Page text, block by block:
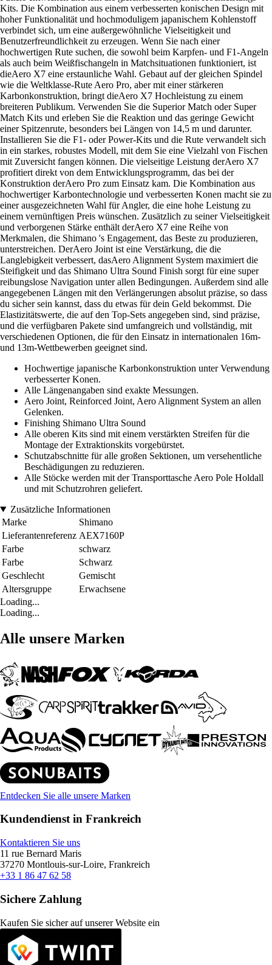
Kits. Die Kombination aus einem verbesserten konischen Design mit
hoher Funktionalität und hochmoduligem japanischem Kohlenstoff
verbindet sich, um eine außergewöhnliche Vielseitigkeit und
Benutzerfreundlichkeit zu erzeugen. Wenn Sie nach einer
hochwertigen Rute suchen, die sowohl beim Karpfen- und F1-Angeln
als auch beim Weißfischangeln in Matchsituationen funktioniert, ist
dieAero X7 eine erstaunliche Wahl. Gebaut auf der gleichen Spindel
wie die Weltklasse-Rute Aero Pro, aber mit einer stärkeren
Karbonkonstruktion, bringt dieAero X7 Hochleistung zu einem
breiteren Publikum. Verwenden Sie die Superior Match oder Super
Match Kits und erleben Sie die Reaktion und das geringe Gewicht
einer Spitzenrute, besonders bei Längen von 14,5 m und darunter.
Installieren Sie die F1- oder Power-Kits und die Rute verwandelt sich
in ein starkes, robustes Modell, mit dem Sie eine Vielzahl von Fischen
mit Zuversicht fangen können. Die vielseitige Leistung derAero X7
profitiert direkt von dem Entwicklungsprogramm, das bei der
Konstruktion derAero Pro zum Einsatz kam. Die Kombination aus
hochwertiger Karbontechnologie und verbesserten Konen macht sie zu
einer ausgezeichneten Wahl für Angler, die eine hohe Leistung zu
einem vernünftigen Preis wünschen. Zusätzlich zu seiner Vielseitigkeit
und verborgenen Stärke enthält derAero X7 eine Reihe von
Merkmalen, die Shimano 's Engagement, das Beste zu produzieren,
unterstreichen. DerAero Joint ist eine Verstärkung, die die
Langlebigkeit verbessert, dasAero Alignment System maximiert die
Steifigkeit und das Shimano Ultra Sound Finish sorgt für eine super
reibungslose Navigation unter allen Bedingungen. Außerdem sind alle
angegebenen Längen mit den Verlängerungen absolut präzise, so dass
du sicher sein kannst, dass du etwas für dein Geld bekommst. Die
Elastizitätswerte, die auf den Top-Sets angegeben sind, sind präzise,
und die verfügbaren Pakete sind umfangreich und vollständig, mit
verschiedenen Optionen, die für den Einsatz in internationalen 16m-
und 13m-Wettbewerben geeignet sind.
Hochwertige japanische Karbonkonstruktion unter Verwendung
verbesserter Konen.
Alle Längenangaben sind exakte Messungen.
Aero Joint, Reinforced Joint, Aero Alignment System an allen
Gelenken.
Finishing Shimano Ultra Sound
Alle oberen Kits sind mit einem verstärkten Streifen für die
Montage der Extraktionskits vorgebürstet.
Schutzabschnitte für alle großen Sektionen, um versehentliche
Beschädigungen zu reduzieren.
Alle Stöcke werden mit der Transporttasche Aero Pole Holdall
und mit Schutzrohren geliefert.
Zusätzliche Informationen
Marke
Shimano
Lieferantenreferenz AEX7160P
Farbe
schwarz
Farbe
Schwarz
Geschlecht
Gemischt
Altersgruppe
Erwachsene
Loading...
Loading...
Alle unsere Marken
Entdecken Sie alle unsere Marken
Kundendienst in Frankreich
Kontaktieren Sie uns
11 rue Bernard Maris
37270 Montlouis-sur-Loire, Frankreich
+33 1 86 47 62 58
Sichere Zahlung
Kaufen Sie sicher auf unserer Website ein